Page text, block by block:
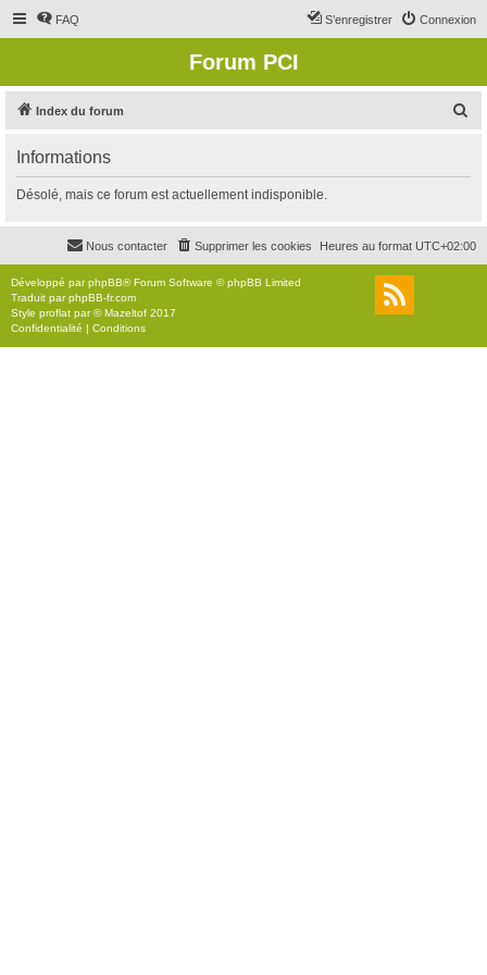
FAQ Connexion
S’enregistrer
Forum PCI
Index du forum
r
c
r
Informations
Désolé, mais ce forum est actuellement indisponible.
Heures au format UTC+02:00
Supprimer les cookies
Nous contacter
Développé parphpBB® Forum Software © phpBB Limited
Traduit parphpBB-fr.com
Style proflat par ©Mazeltof 2017
Confidentialité | Conditions